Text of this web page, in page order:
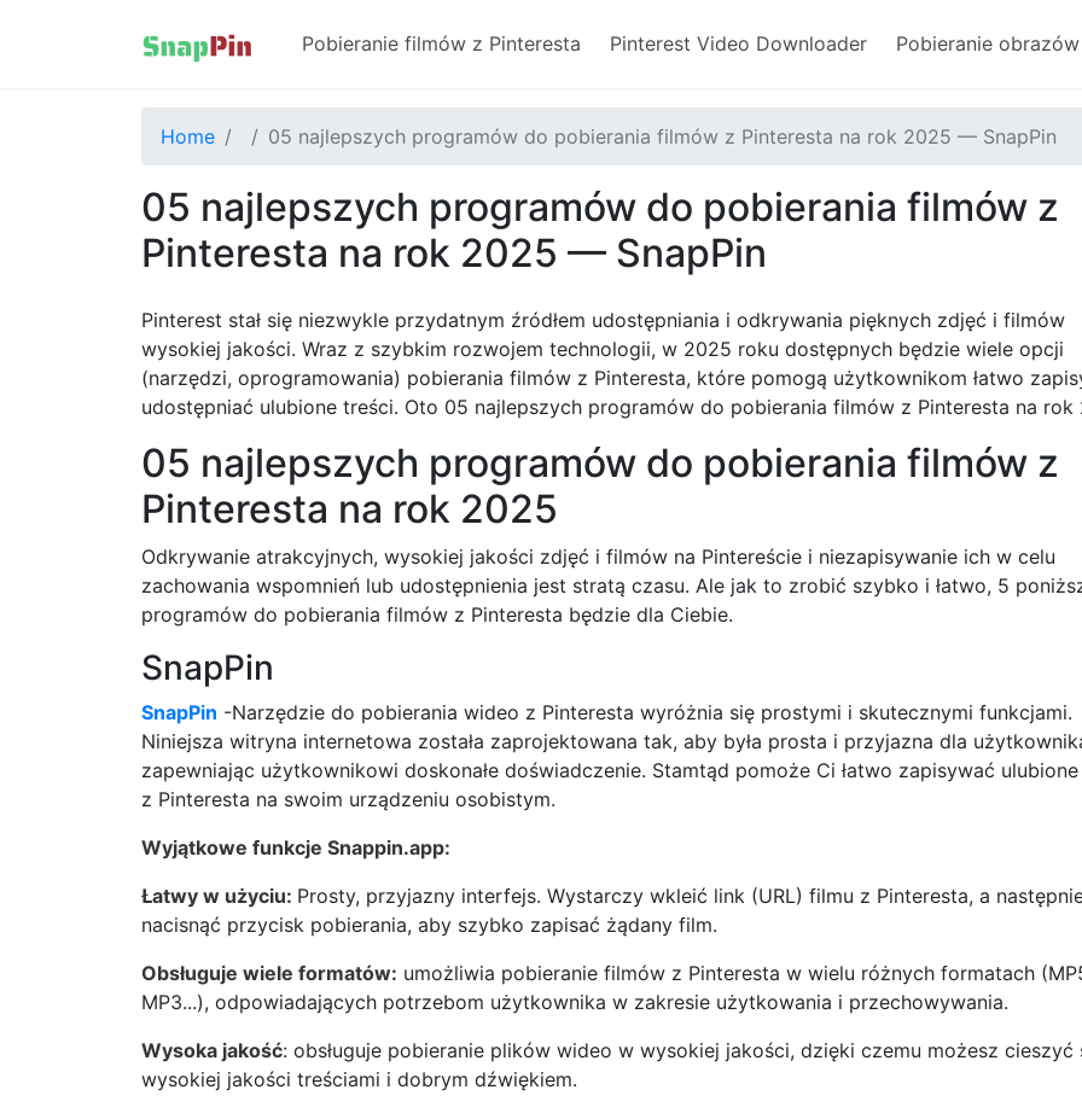
Pobieranie filmów z Pinteresta Pinterest Video Downloader Pobieranie
Home 05 najlepszych programów do pobierania filmów z Pinteresta na rok 2025 — SnapPin
05 najlepszych programów do pobierania filmów z
Pinteresta na rok 2025 — SnapPin
Pinterest stał się niezwykle przydatnym źródłem udostępniania i odkrywania pięknych zdjęć i filmów
wysokiej jakości. Wraz z szybkim rozwojem technologii, w 2025 roku dostępnych będzie wiele opcji
(narzędzi, oprogramowania) pobierania filmów z Pinteresta, które pomogą użytkownikom łatwo
udostępniać ulubione treści. Oto 05 najlepszych programów do pobierania filmów z Pinteresta na rok
05 najlepszych programów do pobierania filmów z
Pinteresta na rok 2025
Odkrywanie atrakcyjnych, wysokiej jakości zdjęć i filmów na Pintereście i niezapisywanie ich w celu
zachowania wspomnień lub udostępnienia jest stratą czasu. Ale jak to zrobić szybko i łatwo, 5
programów do pobierania filmów z Pinteresta będzie dla Ciebie.
SnapPin
SnapPin -Narzędzie do pobierania wideo z Pinteresta wyróżnia się prostymi i skutecznymi funkcjami.
Niniejsza witryna internetowa została zaprojektowana tak, aby była prosta i przyjazna dla
zapewniając użytkownikowi doskonałe doświadczenie. Stamtąd pomoże Ci łatwo zapisywać
z Pinteresta na swoim urządzeniu osobistym.
Wyjątkowe funkcje Snappin.app:
Łatwy w użyciu: Prosty, przyjazny interfejs. Wystarczy wkleić link (URL) filmu z Pinteresta, a
nacisnąć przycisk pobierania, aby szybko zapisać żądany film.
Obsługuje wiele formatów: umożliwia pobieranie filmów z Pinteresta w wielu różnych formatach
MP3...), odpowiadających potrzebom użytkownika w zakresie użytkowania i przechowywania.
Wysoka jakość: obsługuje pobieranie plików wideo w wysokiej jakości, dzięki czemu możesz cieszyć
wysokiej jakości treściami i dobrym dźwiękiem.